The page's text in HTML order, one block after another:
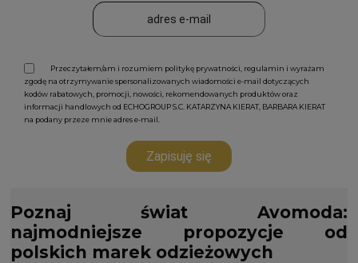
Przeczytałem/am i rozumiem politykę prywatności, regulamin i wyrażam
zgodę na otrzymywanie spersonalizowanych wiadomości e-mail dotyczących
kodów rabatowych, promocji, nowości, rekomendowanych produktów oraz
informacji handlowych od ECHOGROUP S.C. KATARZYNA KIERAT, BARBARA KIERAT
na podany przeze mnie adres e-mail.
Zapisuję się
Poznaj świat Avomoda:
najmodniejsze propozycje od
polskich marek odzieżowych